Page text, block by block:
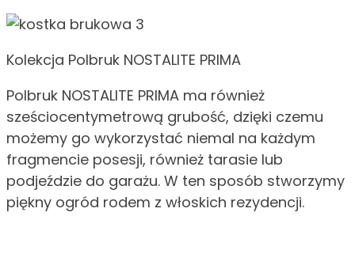
Kolekcja Polbruk NOSTALITE PRIMA
Polbruk NOSTALITE PRIMA ma również
sześciocentymetrową grubość, dzięki czemu
możemy go wykorzystać niemal na każdym
fragmencie posesji, również tarasie lub
podjeździe do garażu. W ten sposób stworzymy
piękny ogród rodem z włoskich rezydencji.